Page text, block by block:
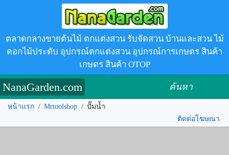
ตลาดกลางขายต้นไม้ ตกแต่งสวน รับจัดสวน บ้านและสวน ไม้
ดอกไม้ประดับ อุปกรณ์ตกแต่งสวน อุปกรณ์การเกษตร สินค้า
เกษตร สินค้า OTOP
NanaGarden.com ค้นหา
หน้าแรก / Mrtoolshop / ปั๊มน้ำ
ติดต่อโฆษณา